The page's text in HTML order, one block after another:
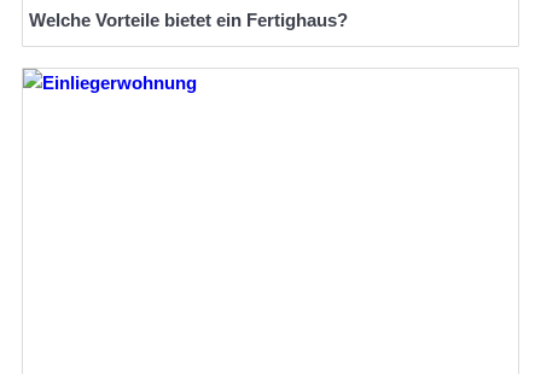
Welche Vorteile bietet ein Fertighaus?